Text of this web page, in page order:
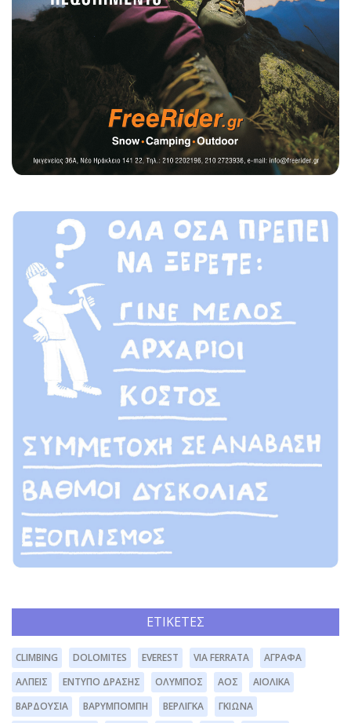
ΕΤΙΚΈΤΕΣ
CLIMBING DOLOMITES EVEREST VIA FERRATA
ΆΓΡΑΦΑ
ΆΛΠΕΙΣ
ΈΝΤΥΠΟ ΔΡΆΣΗΣ ΌΛΥΜΠΟΣ ΑΟΣ
ΑΙΟΛΙΚΆ
ΒΑΡΔΟΎΣΙΑ
ΒΑΡΥΜΠΌΜΠΗ ΒΕΡΛΊΓΚΑ ΓΚΙΏΝΑ